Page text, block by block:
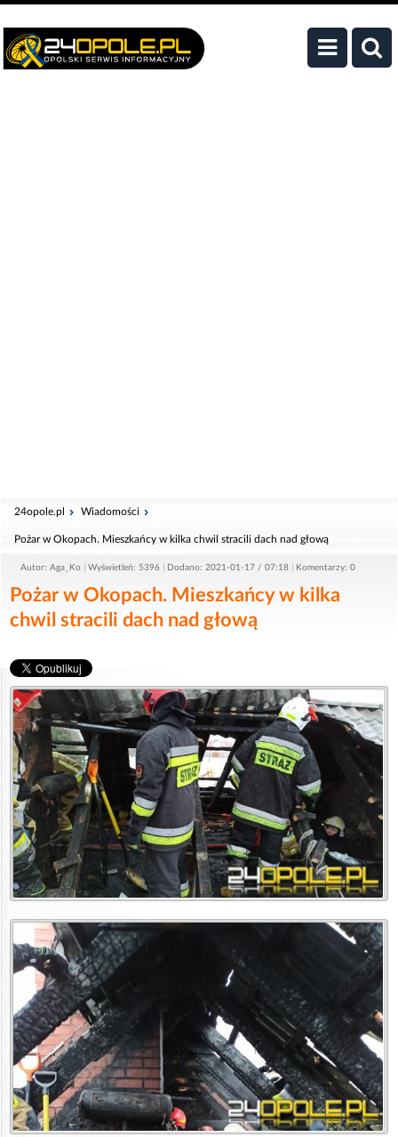
24opole.pl Wiadomości
Pożar w Okopach. Mieszkańcy w kilka chwil stracili dach nad głową
Autor: Aga_Ko Wyświetleń: 5396 Dodano: 2021-01-17 / 07:18 Komentarzy: 0
Pożar w Okopach. Mieszkańcy w kilka
chwil stracili dach nad głową